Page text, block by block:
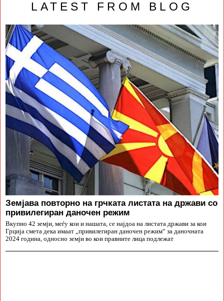
LATEST FROM BLOG
Земјава повторно на грчката листата на држави со
привилегиран даночен режим
Вкупно 42 земји, меѓу кои и нашата, се најдоа на листата држави за кои
Грција смета дека имаат „привилегиран даночен режим“ за даночната
2024 година, односно земји во кои правните лица подлежат